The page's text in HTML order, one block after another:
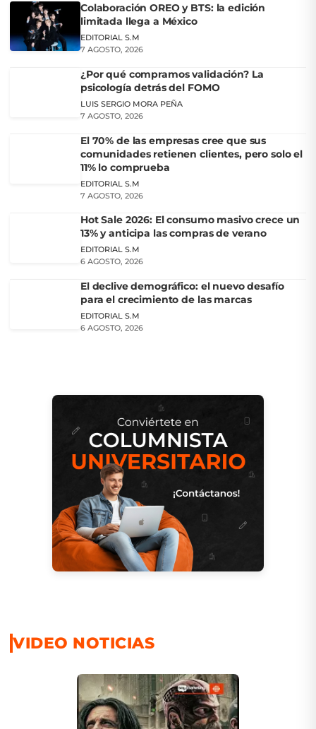
Colaboración OREO y BTS: la edición
limitada llega a México
EDITORIAL S.M
7 AGOSTO, 2026
¿Por qué compramos validación? La
psicología detrás del FOMO
LUIS SERGIO MORA PEÑA
7 AGOSTO, 2026
El 70% de las empresas cree que sus
comunidades retienen clientes, pero solo el
11% lo comprueba
EDITORIAL S.M
7 AGOSTO, 2026
Hot Sale 2026: El consumo masivo crece un
13% y anticipa las compras de verano
EDITORIAL S.M
6 AGOSTO, 2026
El declive demográfico: el nuevo desafío
para el crecimiento de las marcas
EDITORIAL S.M
6 AGOSTO, 2026
VIDEO NOTICIAS